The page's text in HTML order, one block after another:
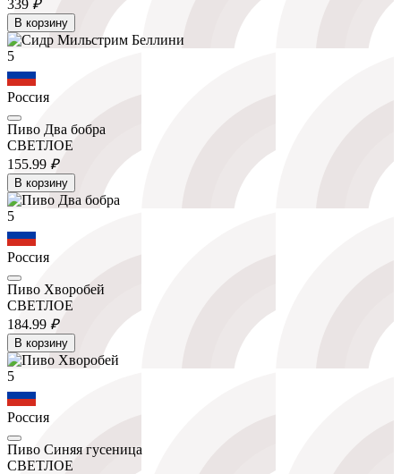
339 ₽
В корзину
5
Россия
Пиво Два бобра
СВЕТЛОЕ
155.99 ₽
В корзину
5
Россия
Пиво Хворобей
СВЕТЛОЕ
184.99 ₽
В корзину
5
Россия
Пиво Синяя гусеница
СВЕТЛОЕ